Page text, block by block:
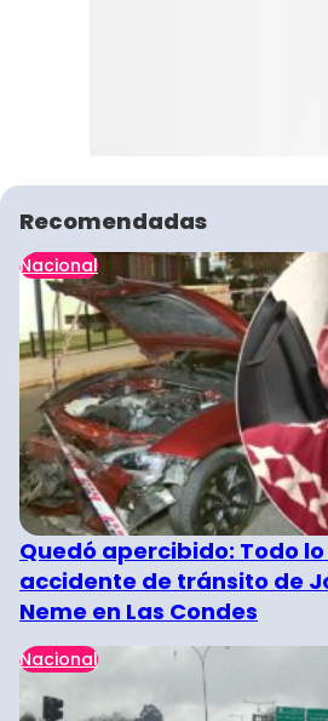
Recomendadas
Nacional
Quedó apercibido: Todo
accidente de tránsito de
Neme en Las Condes
Nacional